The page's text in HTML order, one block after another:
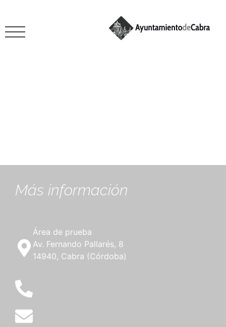
Más información
Área de prueba
Av. Fernando Pallarés, 8
14940, Cabra (Córdoba)